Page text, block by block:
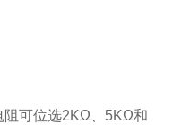
阻可位选2KΩ、5KΩ和